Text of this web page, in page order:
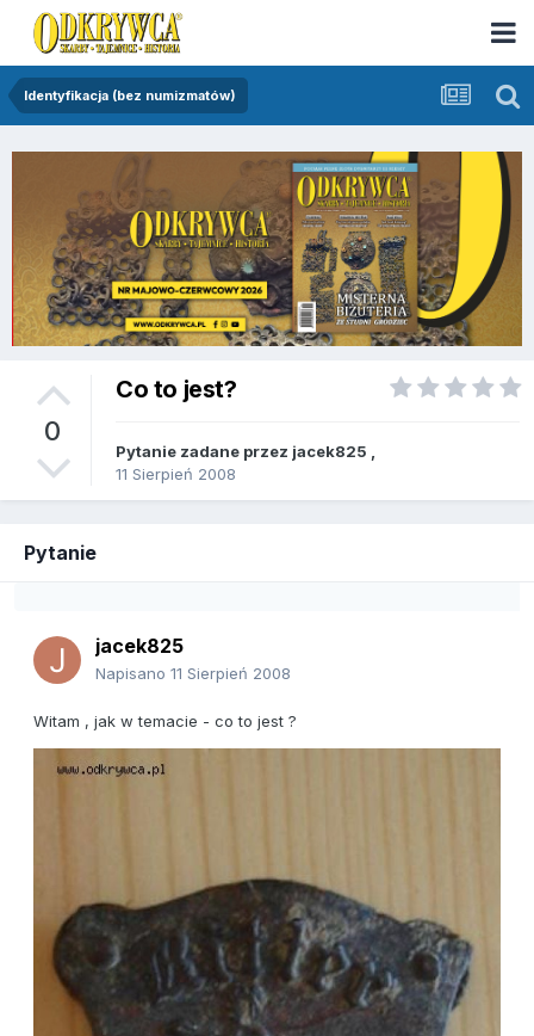
Identyfikacja (bez numizmatów)
0
Co to jest?
Pytanie zadane przez jacek825
11 Sierpień 2008
Pytanie
jacek825
Napisano 11 Sierpień 2008
Witam , jak w temacie - co to jest ?